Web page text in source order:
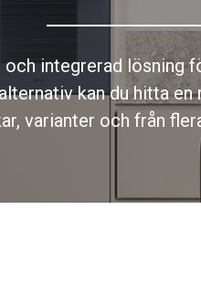
och integrerad
kan du hitta
varianter och från